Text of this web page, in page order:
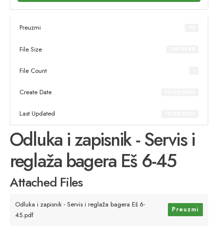
Preuzmi
File Size
File Count
Create Date
Last Updated
Odluka i zapisnik - Servis i
reglaža bagera Eš 6-45
Attached Files
Odluka i zapisnik - Servis i reglaža bagera Eš 6-
45.pdf
Preuzmi